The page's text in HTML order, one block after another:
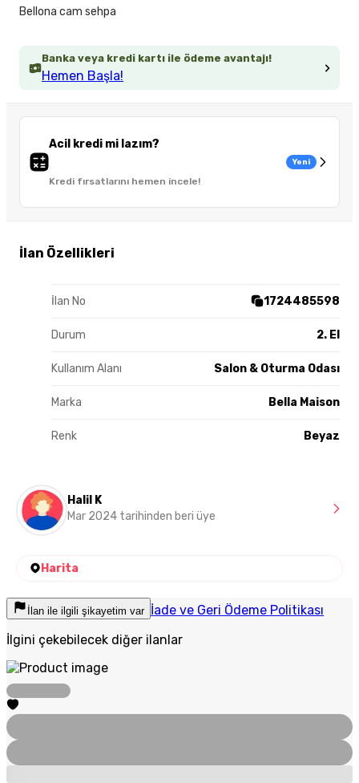
Banka veya kredi kartı ile ödeme avantajı!
Hemen Başla!
Acil kredi mi lazım?
Kredi fırsatlarını hemen incele!
Yeni
İlan Özellikleri
İlan No 1724485598
Durum 2. El
Kullanım Alanı Salon & Oturma Odası
Marka Bella Maison
Renk Beyaz
Bellona cam sehpa
Halil K
Mar 2024 tarihinden beri üye
Harita
İlan ile ilgili şikayetim var İade ve Geri Ödeme Politikası
İlgini çekebilecek diğer ilanlar